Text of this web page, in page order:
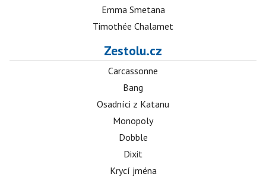
Emma Smetana
Timothée Chalamet
Zestolu.cz
Carcassonne
Bang
Osadníci z Katanu
Monopoly
Dobble
Dixit
Krycí jména